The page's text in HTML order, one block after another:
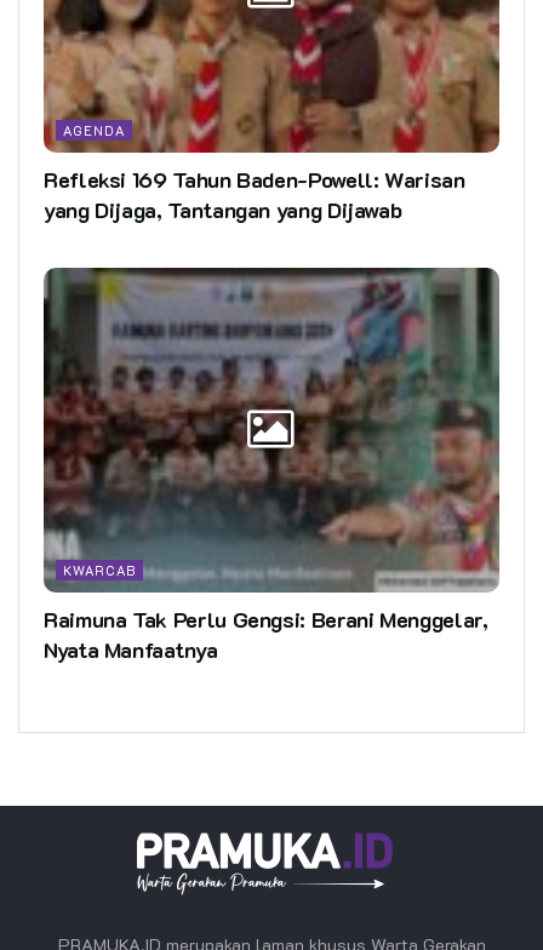
AGENDA
Refleksi 169 Tahun Baden-Powell: Warisan
yang Dijaga, Tantangan yang Dijawab
KWARCAB
Raimuna Tak Perlu Gengsi: Berani Menggelar,
Nyata Manfaatnya
PRAMUKA.ID merupakan laman khusus Warta Gerakan